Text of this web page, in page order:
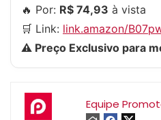
🔥 Por: R$ 74,93 à vista
🛒 Link: link.amazon/
⚠️ Preço Exclusivo para
Equipe